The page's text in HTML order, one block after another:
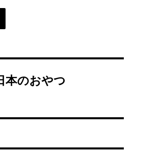
本のおやつ